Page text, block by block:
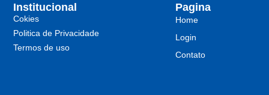
Pagina
Home
Login
Contato
Institucional
Cokies
Politica de Privacidade
Termos de uso